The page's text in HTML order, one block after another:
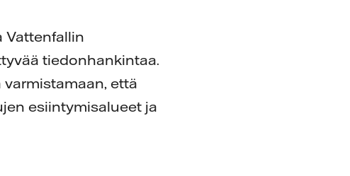
Vattenfallin
tiedonhankintaa.
että
esiintymisalueet ja